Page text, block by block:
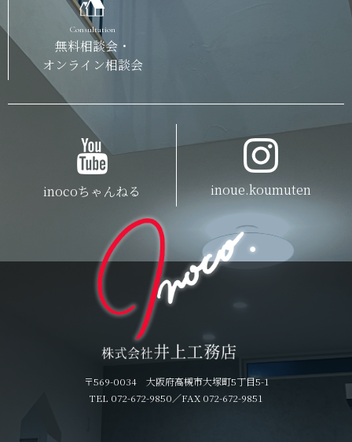
Consultation
無料相談会・
オンライン相談会
inocoちゃんねる inoue.koumuten
〒569-0034 大阪府高槻市大塚町5丁目5-1
TEL 072-672-9850／FAX 072-672-9851